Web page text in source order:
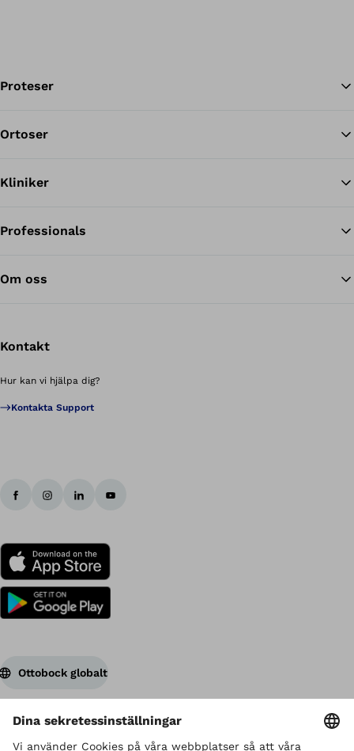
Proteser
Ortoser
Kliniker
Professionals
Om oss
Kontakt
Hur kan vi hjälpa dig?
Kontakta Support
Ottobock globalt
Upphovsrätten innehas av Ottobock